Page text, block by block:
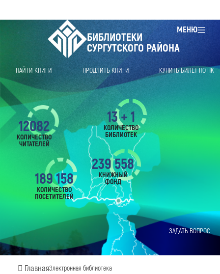
МЕНЮ
БИБЛИОТЕКИ
СУРГУТСКОГО РАЙОНА
НАЙТИ КНИГИ ПРОДЛИТЬ КНИГИ КУПИТЬ БИЛЕТ ПО ПК
ЗАДАТЬ ВОПРОС
ГлавнаяЭлектронная библиотека
12082
КОЛИЧЕСТВО
ЧИТАТЕЛЕЙ
189 158
КОЛИЧЕСТВО
ПОСЕТИТЕЛЕЙ
239 558
КНИЖНЫЙ
ФОНД
13 + 1
КОЛИЧЕСТВО
БИБЛИОТЕК